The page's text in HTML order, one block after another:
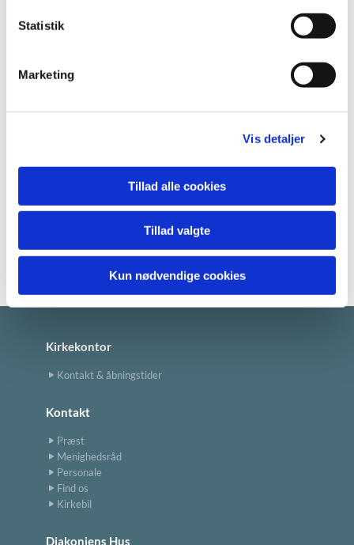
Statistik
Marketing
Vis detaljer
Tillad alle cookies
Tillad valgte
Kun nødvendige cookies
Feed
Kirkekontor
Kontakt & åbningstider
Kontakt
Præst
Menighedsråd
Personale
Find os
Kirkebil
Diakoniens Hus